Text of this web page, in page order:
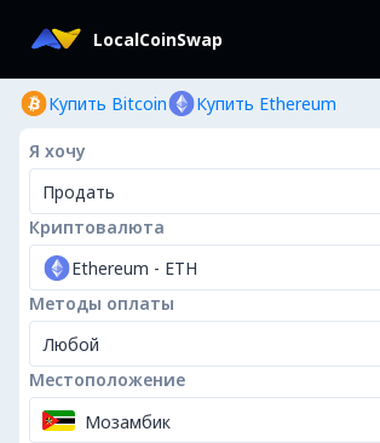
LocalCoinSwap
Купить Bitcoin Купить Ethereum
Я хочу
Продать
Криптовалюта
Ethereum - ETH
Методы оплаты
Любой
Местоположение
Мозамбик